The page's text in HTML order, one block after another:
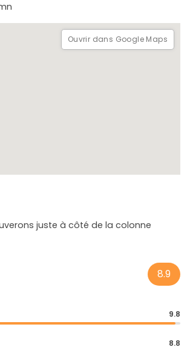
Ouvrir dans Google Maps
juste à côté de la colonne
8.9
9.8
8.8